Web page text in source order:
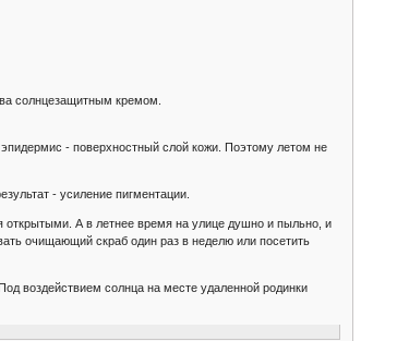
солнцезащитным кремом.
- поверхностный слой кожи. Поэтому летом не
- усиление пигментации.
открытыми. А в летнее время на улице душно и пыльно, и
очищающий скраб один раз в неделю или посетить
воздействием солнца на месте удаленной родинки